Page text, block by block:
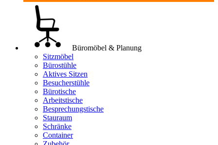
Büromöbel & Planung
Sitzmöbel
Bürostühle
Aktives Sitzen
Besucherstühle
Bürotische
Arbeitstische
Besprechungstische
Stauraum
Schränke
Container